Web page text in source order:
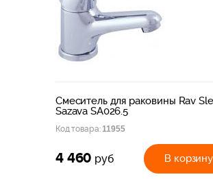
Смеситель для раковины Rav
Sazava SA026.5
Код товара:11955
4 460 руб В корзину